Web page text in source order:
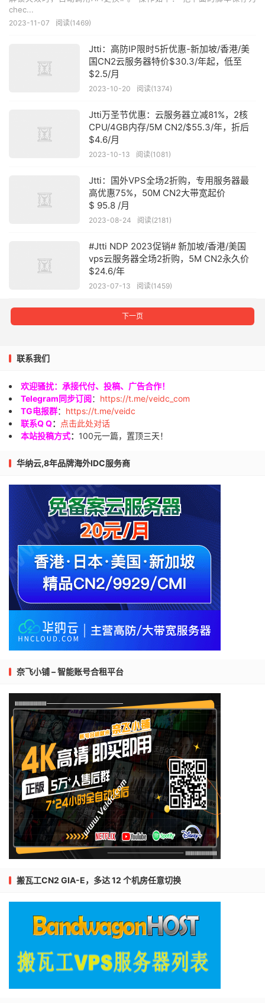
chec...
2023-11-07 阅读(1469)
Jtti：高防IP限时5折优惠-新加坡/香港/美
国CN2云服务器特价$30.3/年起，低至
$2.5/月
2023-10-20 阅读(1374)
Jtti万圣节优惠：云服务器立减81%，2核
CPU/4GB内存/5M CN2/$55.3/年，折后
$4.6/月
2023-10-13 阅读(1081)
Jtti：国外VPS全场2折购，专用服务器最
高优惠75%，50M CN2大带宽起价
$ 95.8 /月
2023-08-24 阅读(2181)
#Jtti NDP 2023促销# 新加坡/香港/美国
vps云服务器全场2折购，5M CN2永久价
$24.6/年
2023-07-13 阅读(1459)
下一页
联系我们
欢迎骚扰：承接代付、投稿、广告合作！
Telegram同步订阅： https://t.me/veidc_com
TG电报群： https://t.me/veidc
联系Q Q：
点击此处对话
本站投稿方式： 100元一篇，置顶三天！
华纳云,8年品牌海外IDC服务商
奈飞小铺 – 智能账号合租平台
搬瓦工CN2 GIA-E，多达 12 个机房任意切换